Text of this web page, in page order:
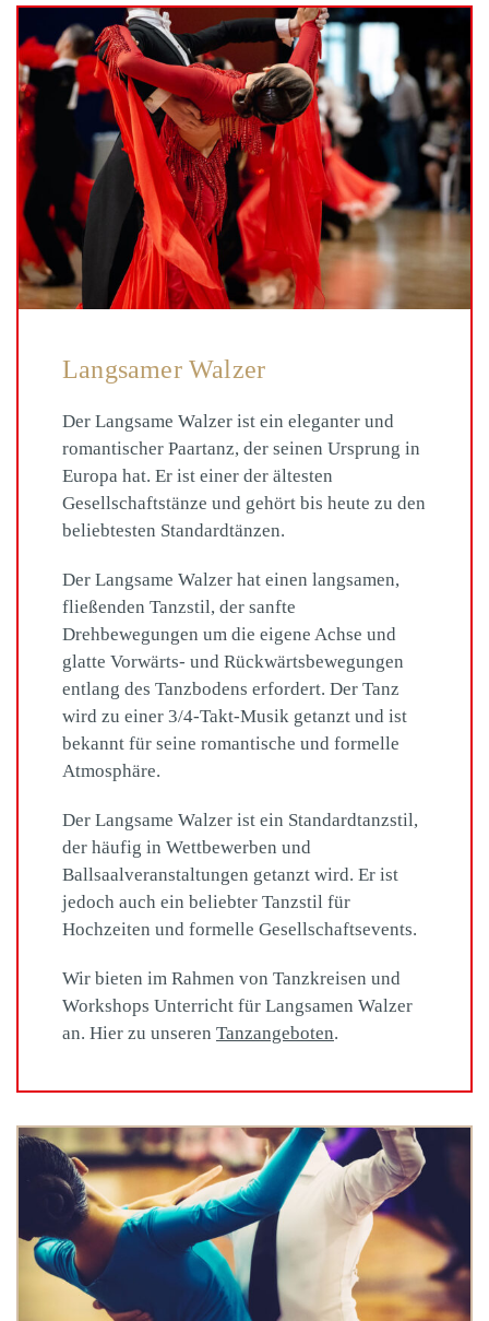
Langsamer Walzer
Der Langsame Walzer ist ein eleganter und
romantischer Paartanz, der seinen Ursprung in
Europa hat. Er ist einer der ältesten
Gesellschaftstänze und gehört bis heute zu den
beliebtesten Standardtänzen.
Der Langsame Walzer hat einen langsamen,
fließenden Tanzstil, der sanfte
Drehbewegungen um die eigene Achse und
glatte Vorwärts- und Rückwärtsbewegungen
entlang des Tanzbodens erfordert. Der Tanz
wird zu einer 3/4-Takt-Musik getanzt und ist
bekannt für seine romantische und formelle
Atmosphäre.
Der Langsame Walzer ist ein Standardtanzstil,
der häufig in Wettbewerben und
Ballsaalveranstaltungen getanzt wird. Er ist
jedoch auch ein beliebter Tanzstil für
Hochzeiten und formelle Gesellschaftsevents.
Wir bieten im Rahmen von Tanzkreisen und
Workshops Unterricht für Langsamen Walzer
an. Hier zu unseren Tanzangeboten.